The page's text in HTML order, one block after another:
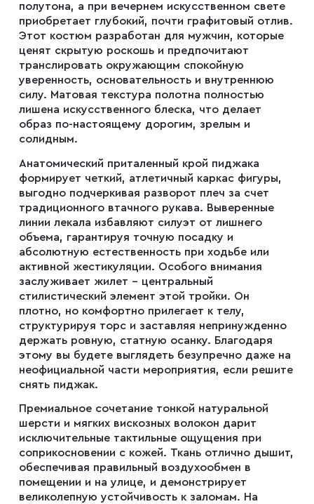
Куртки
Рубашки
Брюки
Плащи
Пуховики
Пиджаки
Джемперы
Водолазки
Футболки
Запонки
полутона, а при вечернем искусственном свете
приобретает глубокий, почти графитовый отлив.
Этот костюм разработан для мужчин, которые
ценят скрытую роскошь и предпочитают
транслировать окружающим спокойную
уверенность, основательность и внутреннюю
силу. Матовая текстура полотна полностью
лишена искусственного блеска, что делает
образ по-настоящему дорогим, зрелым и
солидным.
Анатомический приталенный крой пиджака
формирует четкий, атлетичный каркас фигуры,
выгодно подчеркивая разворот плеч за счет
традиционного втачного рукава. Выверенные
линии лекала избавляют силуэт от лишнего
объема, гарантируя точную посадку и
абсолютную естественность при ходьбе или
активной жестикуляции. Особого внимания
заслуживает жилет – центральный
стилистический элемент этой тройки. Он
плотно, но комфортно прилегает к телу,
структурируя торс и заставляя непринужденно
держать ровную, статную осанку. Благодаря
этому вы будете выглядеть безупречно даже на
неофициальной части мероприятия, если решите
снять пиджак.
Премиальное сочетание тонкой натуральной
шерсти и мягких вискозных волокон дарит
исключительные тактильные ощущения при
соприкосновении с кожей. Ткань отлично дышит,
обеспечивая правильный воздухообмен в
помещении и на улице, и демонстрирует
великолепную устойчивость к заломам. На